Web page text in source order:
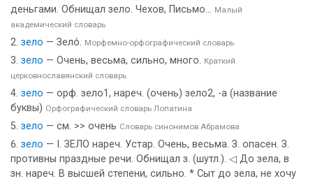
деньгами. Обнищал зело. Чехов, Письмо... Малый
академический словарь
зело — Зело́. Морфемно-орфографический словарь
зело — Очень, весьма, сильно, много. Краткий
церковнославянский словарь
зело — орф. зело1, нареч. (очень) зело2, -а (название
буквы) Орфографический словарь Лопатина
зело — см. >> очень Словарь синонимов Абрамова
зело — I. ЗЕЛО нареч. Устар. Очень, весьма. З. опасен. З.
противны праздные речи. Обнищал з. (шутл.). ◁ До зела, в
зн. нареч. В высшей степени, сильно. * Сыт до зела, не хочу